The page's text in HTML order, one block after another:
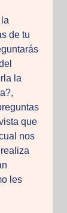
de tu
la
que
nos
les